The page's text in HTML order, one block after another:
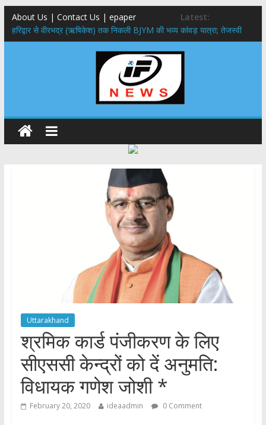
About Us | Contact Us | epaper
Latest:
​हरिद्वार से वीरभद्र (ऋषिकेश) तक निकली BJYM की भव्य कांवड़ यात्रा; तेजस्वी
सूर्या ने की देश व प्रदेशवासियों के कल्याण की कामना
नंदा की चौकी पुल हादसा: PWD के EE, AE और JE निलंबित, सीएम धामी के निर्देश
मुख्यमंत्री ने 9 लाख 87 हजार17 पेंशन लाभार्थियों को कुल 146 करोड़ 32 लाख
राष्ट्रीय हथकरघा दिवस पर मुख्यमंत्री धामी ने उत्कृष्ट बुनकरों और हस्तशिल्प
कारीगरों को किया सम्मानित
​धामी कैबिनेट का बड़ा फैसला: पशुपालकों को 60% तक सब्सिडी, गंगा एक्सप्रेसवे का
हरिद्वार तक होगा विस्तार
Uttarakhand
श्रमिक कार्ड पंजीकरण के लिए
सीएससी केन्द्रों को दें अनुमति:
विधायक गणेश जोशी *
February 20, 2020 ideaadmin 0 Comment